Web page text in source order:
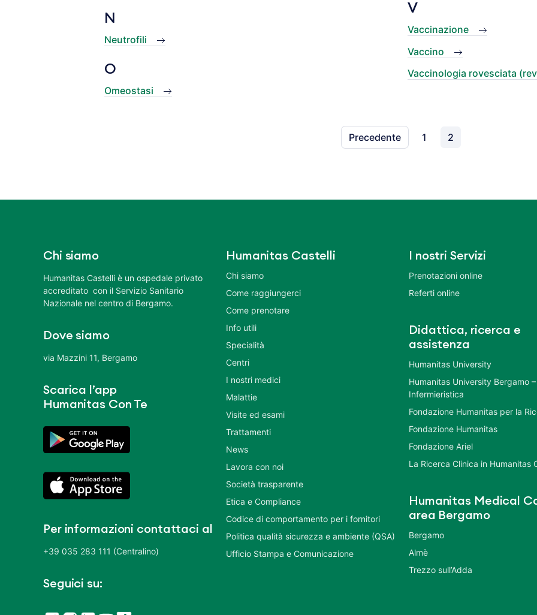
N
Neutrofili
O
Omeostasi
V
Vaccinazione
Vaccino
Vaccinologia rovesciata
Precedente 1 2
Chi siamo
Humanitas Castelli è un ospedale privato
accreditato con il Servizio Sanitario
Nazionale nel centro di Bergamo.
Dove siamo
via Mazzini 11, Bergamo
Scarica l’app
Humanitas Con Te
Per informazioni contattaci al
+39 035 283 111 (Centralino)
Seguici su:
Humanitas Castelli
Chi siamo
Come raggiungerci
Come prenotare
Info utili
Specialità
Centri
I nostri medici
Malattie
Visite ed esami
Trattamenti
News
Lavora con noi
Società trasparente
Etica e Compliance
Codice di comportamento per i fornitori
Politica qualità sicurezza e ambiente (QSA)
Ufficio Stampa e Comunicazione
I nostri Servizi
Prenotazioni online
Referti online
Didattica, ricerca e
assistenza
Humanitas University
Humanitas University Bergamo
Infermieristica
Fondazione Humanitas per la
Fondazione Humanitas
Fondazione Ariel
La Ricerca Clinica in Humanitas
Humanitas Medical
area Bergamo
Bergamo
Almè
Trezzo sull’Adda